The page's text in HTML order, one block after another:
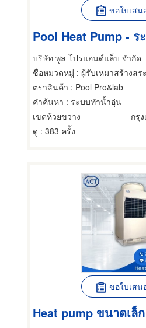
ขอใบเสน
Pool Heat Pump -
บริษัท พูล โปรแอนด์แล็บ จำกัด
ชื่อหมวดหมู่ : ผู้รับเหมาสร้างสร
ตราสินค้า : Pool Pro&lab
คำค้นหา : ระบบทำน้ำอุ่น
เขตห้วยขวาง
กรุ
ดู : 383 ครั้ง
ขอใบเสน
Heat pump ขนาดเล็